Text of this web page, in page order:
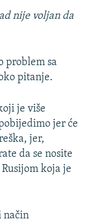
nije voljan da
problem sa
pitanje.
je više
jer će
jer,
da se nosite
koja je
način